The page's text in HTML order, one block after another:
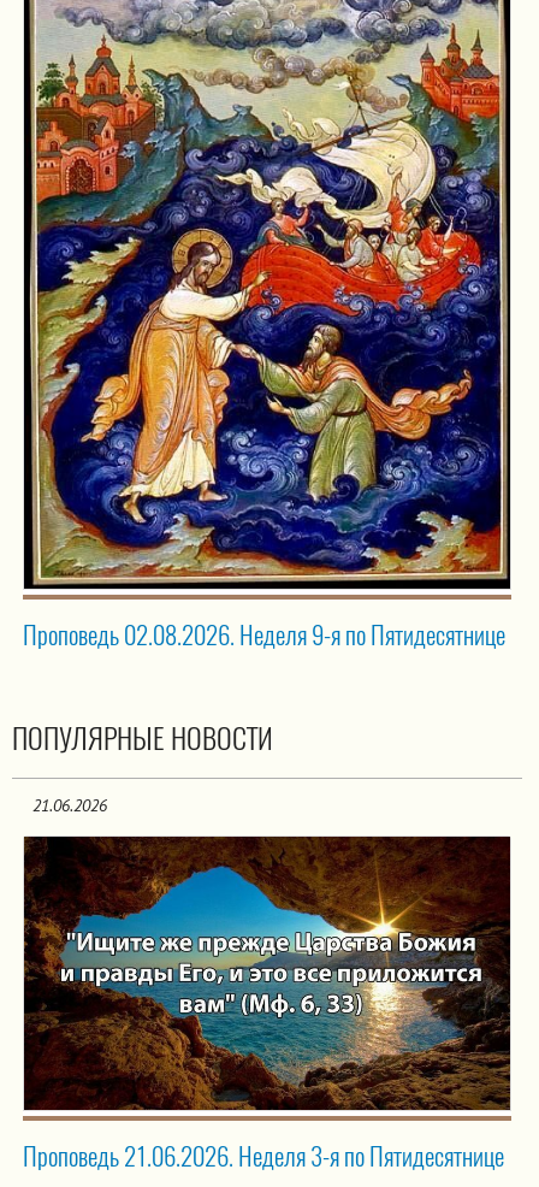
Проповедь 02.08.2026. Неделя 9-я по Пятидесятнице
ПОПУЛЯРНЫЕ НОВОСТИ
21.06.2026
Проповедь 21.06.2026. Неделя 3-я по Пятидесятнице